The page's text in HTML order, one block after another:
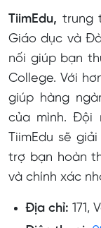
TiimEdu, trung
Giáo dục và
nối giúp bạn
College. Với
giúp hàng
của mình. Đội
TiimEdu sẽ
trợ bạn hoàn
và chính xác
Địa chỉ: 171,